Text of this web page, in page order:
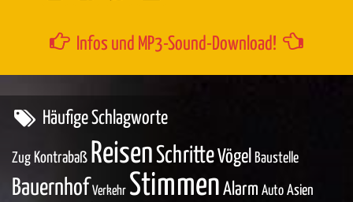
Infos und MP3-Sound-Download!
Häufige Schlagworte
Zug Kontrabaß ReisenSchritteVögel Baustelle
Bauernhof Verkehr Stimmen Alarm Auto Asien